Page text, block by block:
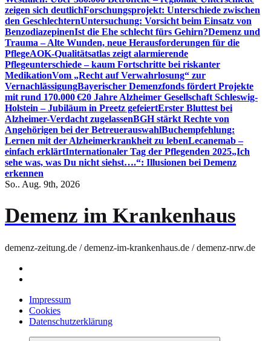
zeigen sich deutlichForschungsprojekt: Unterschiede zwischen
den GeschlechternUntersuchung: Vorsicht beim Einsatz von
BenzodiazepinenIst die Ehe schlecht fürs Gehirn?Demenz und
Trauma – Alte Wunden, neue Herausforderungen für die
PflegeAOK-Qualitätsatlas zeigt alarmierende
Pflegeunterschiede – kaum Fortschritte bei riskanter
MedikationVom „Recht auf Verwahrlosung“ zur
VernachlässigungBayerischer Demenzfonds fördert Projekte
mit rund 170.000 €20 Jahre Alzheimer Gesellschaft Schleswig-
Holstein – Jubiläum in Preetz gefeiertErster Bluttest bei
Alzheimer-Verdacht zugelassenBGH stärkt Rechte von
Angehörigen bei der BetreuerauswahlBuchempfehlung:
Lernen mit der Alzheimerkrankheit zu lebenLecanemab –
einfach erklärtInternationaler Tag der Pflegenden 2025„Ich
sehe was, was Du nicht siehst….“: Illusionen bei Demenz
erkennen
So.. Aug. 9th, 2026
Demenz im Krankenhaus
demenz-zeitung.de / demenz-im-krankenhaus.de / demenz-nrw.de
Impressum
Cookies
Datenschutzerklärung